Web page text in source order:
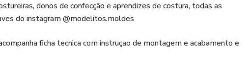
donos de confecção e aprendizes de costura, todas as
do instagram @modelitos.moldes
ficha tecnica com instruçao de montagem e acabamento e